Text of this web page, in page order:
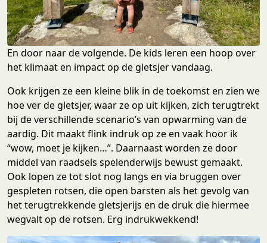
En door naar de volgende. De kids leren een hoop over
het klimaat en impact op de gletsjer vandaag.
Ook krijgen ze een kleine blik in de toekomst en zien we
hoe ver de gletsjer, waar ze op uit kijken, zich terugtrekt
bij de verschillende scenario’s van opwarming van de
aardig. Dit maakt flink indruk op ze en vaak hoor ik
“wow, moet je kijken…”. Daarnaast worden ze door
middel van raadsels spelenderwijs bewust gemaakt.
Ook lopen ze tot slot nog langs en via bruggen over
gespleten rotsen, die open barsten als het gevolg van
het terugtrekkende gletsjerijs en de druk die hiermee
wegvalt op de rotsen. Erg indrukwekkend!